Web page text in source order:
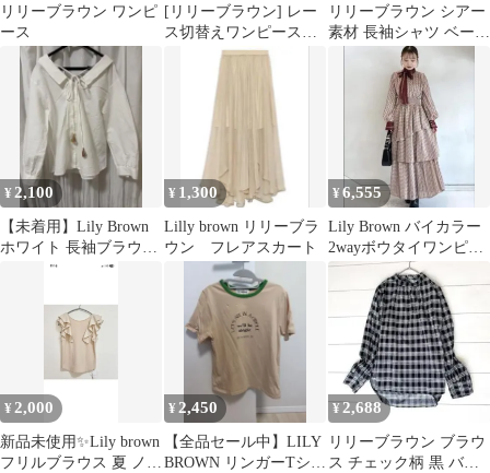
リリーブラウン ワンピ
ース
[リリーブラウン] レー
ス切替えワンピース
リリーブラウン シアー
素材 長袖シャツ ベージ
ュオレンジ
¥ 2,100
【未着用】Lily Brown
ホワイト 長袖ブラウス
¥ 1,300
Lilly brown リリーブラ
ウン フレアスカート
¥6,555
Lily Brown バイカラー
2wayボウタイワンピー
ス リリーブラウン
¥ 2,000
新品未使用✨Lily brown
フリルブラウス 夏 ノー
¥ 2,450
【全品セール中】LILY
BROWN リンガーTシャ
¥ 2,688
リリーブラウン ブラウ
ス チェック柄 黒 バン